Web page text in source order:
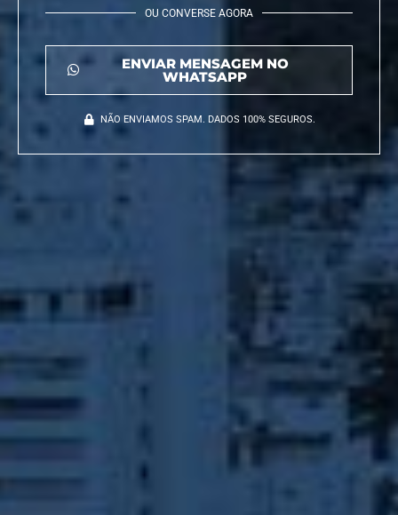
OU CONVERSE AGORA
ENVIAR MENSAGEM NO
WHATSAPP
NÃO ENVIAMOS SPAM. DADOS 100% SEGUROS.